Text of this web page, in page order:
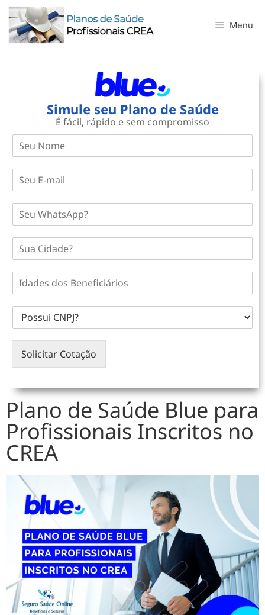
Menu
Plano de Saúde Blue para
Profissionais Inscritos no
CREA
Simule seu Plano de Saúde
É fácil, rápido e sem compromisso
Solicitar Cotação